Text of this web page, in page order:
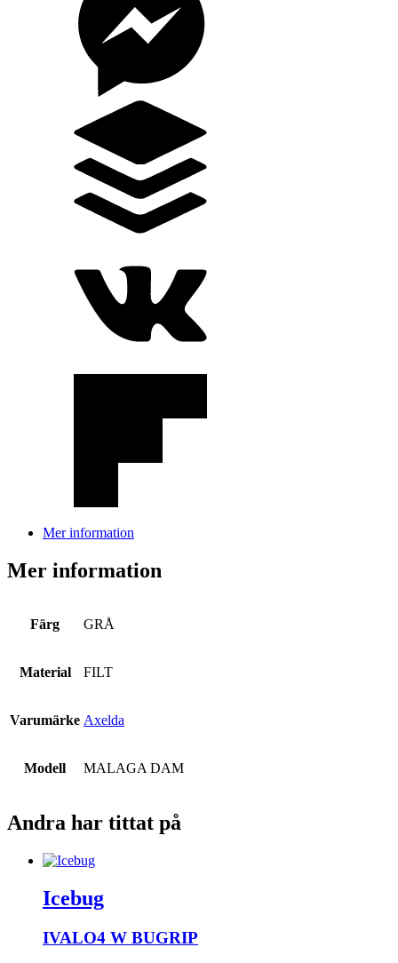
Mer information
Mer information
Färg GRÅ
Material FILT
Varumärke Axelda
Modell MALAGA DAM
Andra har tittat på
Icebug
IVALO4 W BUGRIP